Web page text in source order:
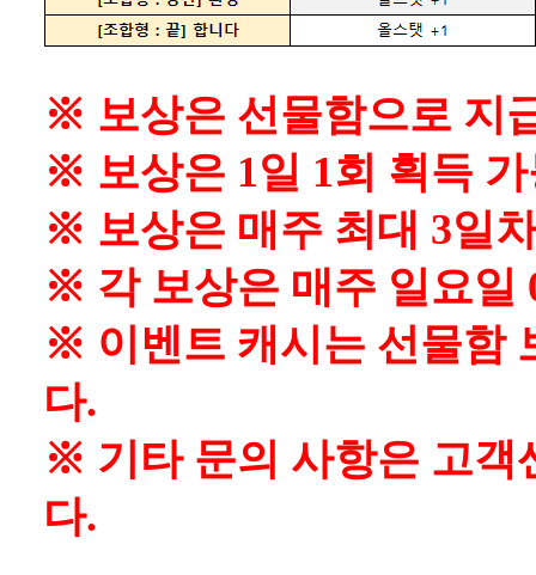
※ 보상은 선물함으로 지
※ 보상은 1일 1회 획득
※ 보상은 매주 최대 3일
※ 각 보상은 매주 일요일
※ 이벤트 캐시는 선물함
다.
※ 기타 문의 사항은 고객
다.